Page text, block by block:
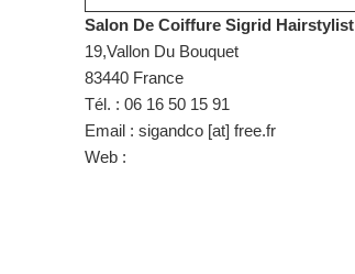
Salon De Coiffure Sigrid Hairstylist
19,Vallon Du Bouquet
83440 France
Tél. : 06 16 50 15 91
Email : sigandco [at] free.fr
Web :